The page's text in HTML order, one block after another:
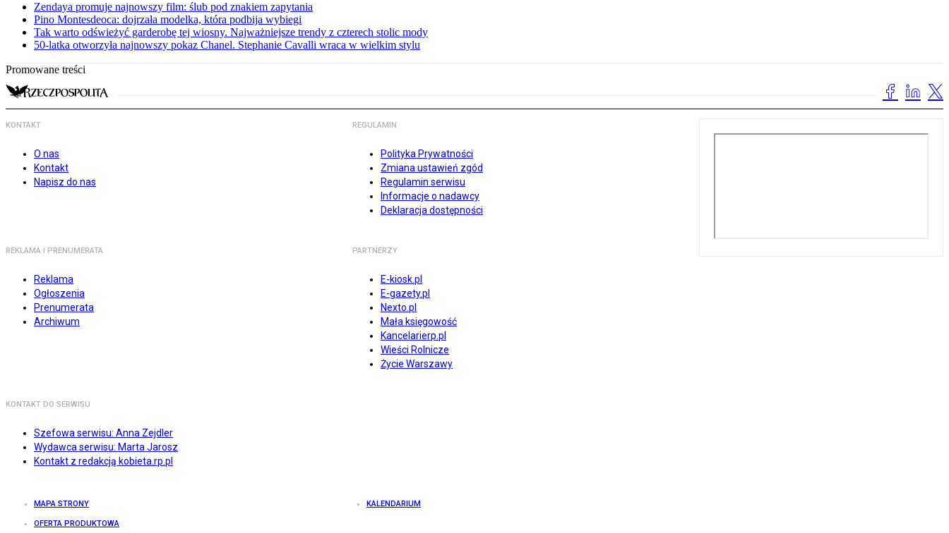
Zendaya promuje najnowszy film: ślub pod znakiem zapytania
Pino Montesdeoca: dojrzała modelka, która podbija wybiegi
Tak warto odświeżyć garderobę tej wiosny. Najważniejsze trendy z czterech stolic mody
50-latka otworzyła najnowszy pokaz Chanel. Stephanie Cavalli wraca w wielkim stylu
Promowane treści
KONTAKT
O nas
Kontakt
Napisz do nas
REGULAMIN
Polityka Prywatności
Zmiana ustawień zgód
Regulamin serwisu
Informacje o nadawcy
Deklaracja dostępności
REKLAMA I PRENUMERATA
Reklama
Ogłoszenia
Prenumerata
Archiwum
PARTNERZY
E-kiosk.pl
E-gazety.pl
Nexto.pl
Mała księgowość
Kancelarierp.pl
Wieści Rolnicze
Życie Warszawy
KONTAKT DO SERWISU
Szefowa serwisu: Anna Zejdler
Wydawca serwisu: Marta Jarosz
Kontakt z redakcją kobieta.rp.pl
MAPA STRONY KALENDARIUM
OFERTA PRODUKTOWA